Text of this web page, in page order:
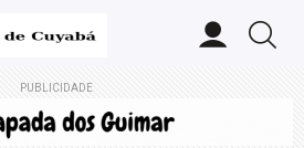
PUBLICIDADE